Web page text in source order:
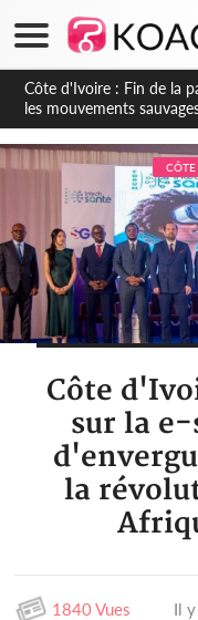
Côte d'Ivoire : Ouattara
déguerpissements
Côte
sur la
la
1840 Vues Il